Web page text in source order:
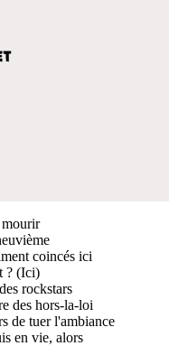
mourir
coincés ici
? (Ici)
rockstars
des hors-la-loi
de tuer l'ambiance
en vie, alors